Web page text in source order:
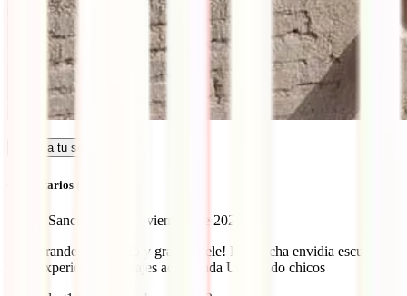
Calcula tu seguro
Comentarios (2)
Sergio Sanchez
14 de noviembre de 2022
Muy grande el capitulo y grande Sele! Da mucha envidia escuchar
tanta experiencia de viajes acumulada Un saludo chicos